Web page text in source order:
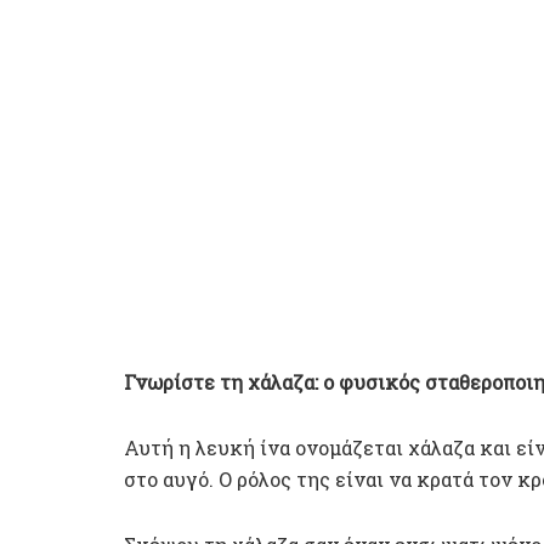
Γνωρίστε τη χάλαζα: ο φυσικός
Αυτή η λευκή ίνα ονομάζεται χάλαζα και
στο αυγό. Ο ρόλος της είναι να κρατά τον